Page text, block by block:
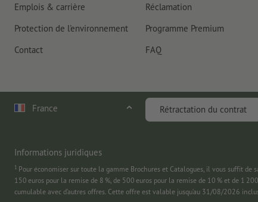
Emplois & carrière
Protection de l'environnement
Contact
Réclamation
Programme Premium
FAQ
France Rétractation du contrat
Informations juridiques
1 Pour économiser sur toute la gamme Brochures et Catalogues, il vous suffit de
150 euros pour la remise de 8 %, de 500 euros pour la remise de 10 % et de 1
cumulable avec d’autres offres. Cette offre est valable jusqu’au 31/08/2026